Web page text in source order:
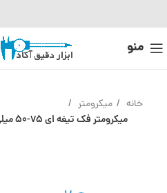
منو
خانه میکرومتر